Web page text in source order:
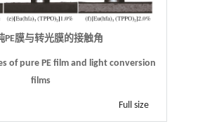
PE膜与转光膜的接触角
of pure PE film and light conversion
films
Full size